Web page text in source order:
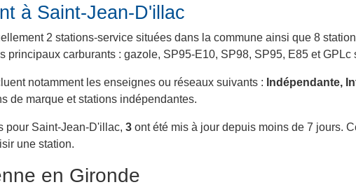
à Saint-Jean-D'illac
2 stations-service situées dans la commune ainsi que 8
principaux carburants : gazole, SP95-E10, SP98, SP95, E85 et
notamment les enseignes ou réseaux suivants : Indépendante,
de marque et stations indépendantes.
pour Saint-Jean-D'illac, 3 ont été mis à jour depuis moins de 7 jours.
une station.
en Gironde